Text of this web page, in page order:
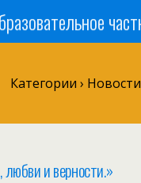
Категории › Новости
и верности.»